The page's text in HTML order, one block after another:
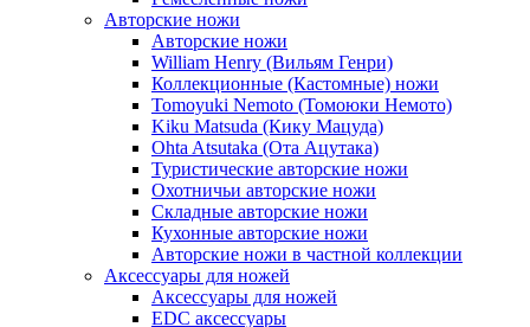
Авторские ножи
Авторские ножи
William Henry (Вильям Генри)
Коллекционные (Кастомные) ножи
Tomoyuki Nemoto (Томоюки Немото)
Kiku Matsuda (Кику Мацуда)
Ohta Atsutaka (Ота Ацутака)
Туристические авторские ножи
Охотничьи авторские ножи
Складные авторские ножи
Кухонные авторские ножи
Авторские ножи в частной коллекции
Аксессуары для ножей
Аксессуары для ножей
EDC аксессуары